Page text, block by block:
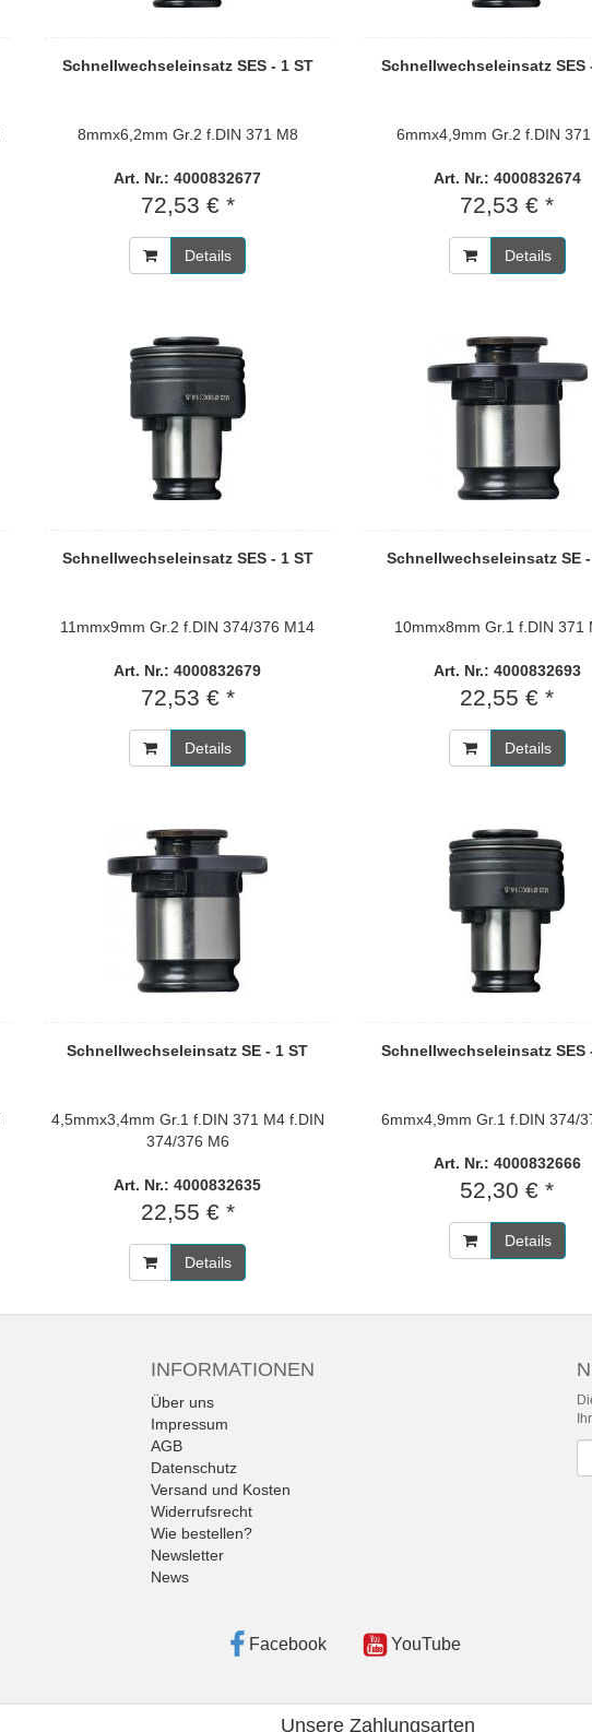
Schnellwechseleinsatz SES - 1 ST
8mmx6,2mm Gr.2 f.DIN 371 M8
Art. Nr.: 4000832677
72,53 € *
Details
Schnellwechseleinsatz SES
6mmx4,9mm Gr.2 f.DIN
Art. Nr.: 4000832674
72,53 € *
Details
Schnellwechseleinsatz SES - 1 ST
11mmx9mm Gr.2 f.DIN 374/376 M14
Art. Nr.: 4000832679
72,53 € *
Details
Schnellwechseleinsatz SE -
10mmx8mm Gr.1 f.DIN 371
Art. Nr.: 4000832693
22,55 € *
Details
Schnellwechseleinsatz SE - 1 ST
4,5mmx3,4mm Gr.1 f.DIN 371 M4 f.DIN
374/376 M6
Art. Nr.: 4000832635
22,55 € *
Details
Schnellwechseleinsatz SES
6mmx4,9mm Gr.1 f.DIN 374/
Art. Nr.: 4000832666
52,30 € *
Details
INFORMATIONEN
Über uns
Impressum
AGB
Datenschutz
Versand und Kosten
Widerrufsrecht
Wie bestellen?
Newsletter
News
Facebook YouTube
Unsere Zahlungsarten